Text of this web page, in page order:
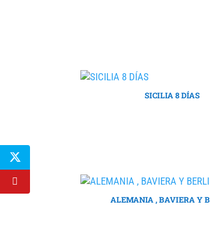
SICILIA 8 DÍAS
ALEMANIA , BAVIERA Y